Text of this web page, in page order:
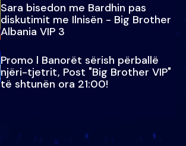
Sara bisedon me Bardhin pas
diskutimit me Ilnisën - Big Brother
Albania VIP 3
Promo l Banorët sërish përballë
njëri-tjetrit, Post "Big Brother VIP"
të shtunën ora 21:00!